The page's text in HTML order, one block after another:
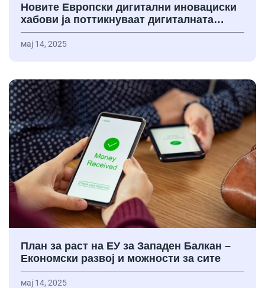
Новите Европски дигитални иновациски
хабови ја поттикнуваат дигиталната…
мај 14, 2025
План за раст на ЕУ за Западен Балкан –
Економски развој и можности за сите
мај 14, 2025